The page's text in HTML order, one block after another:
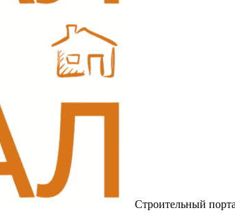
Строительный